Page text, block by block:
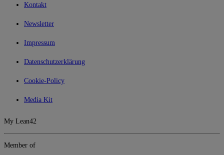
Kontakt
Newsletter
Impressum
Datenschutzerklärung
Cookie-Policy
Media Kit
My Lean42
Member of